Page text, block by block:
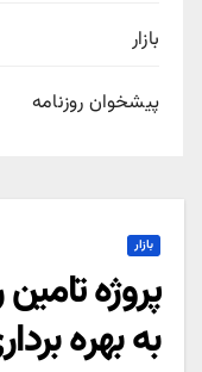
بازار
پیشخوان روزنامه
بازار
پروژه
به بهره